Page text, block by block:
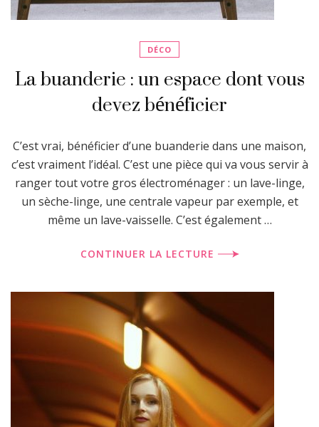
DÉCO
La buanderie : un espace dont vous
devez bénéficier
C’est vrai, bénéficier d’une buanderie dans une maison,
c’est vraiment l’idéal. C’est une pièce qui va vous servir à
ranger tout votre gros électroménager : un lave-linge,
un sèche-linge, une centrale vapeur par exemple, et
même un lave-vaisselle. C’est également …
CONTINUER LA LECTURE